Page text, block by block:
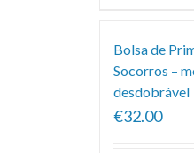
Bolsa de
Socorros –
desdobrável
€32.00